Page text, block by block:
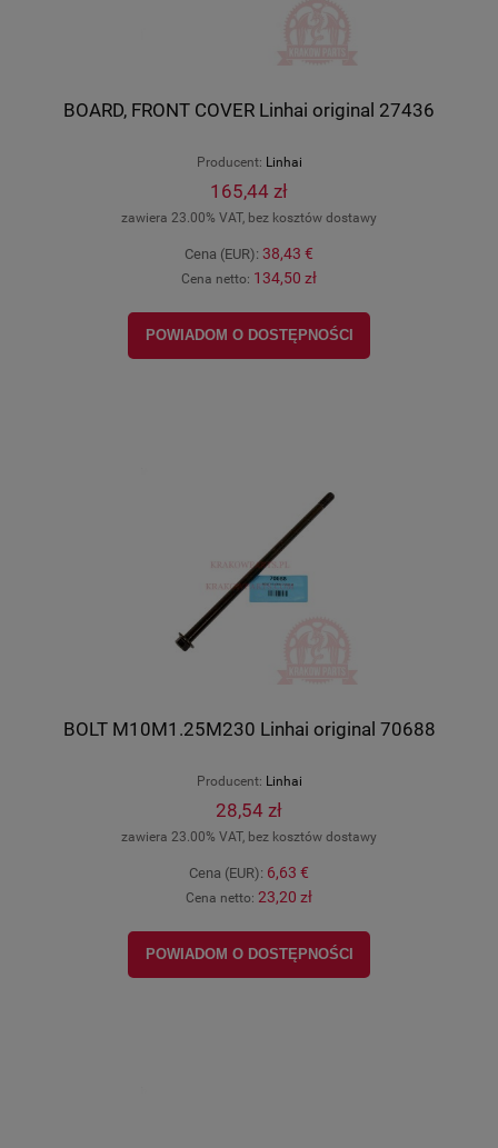
BOARD, FRONT COVER Linhai original 27436
Producent: Linhai
165,44 zł
zawiera 23.00% VAT, bez kosztów dostawy
Cena (EUR): 38,43 €
Cena netto: 134,50 zł
POWIADOM O DOSTĘPNOŚCI
BOLT M10M1.25M230 Linhai original 70688
Producent: Linhai
28,54 zł
zawiera 23.00% VAT, bez kosztów dostawy
Cena (EUR): 6,63 €
Cena netto: 23,20 zł
POWIADOM O DOSTĘPNOŚCI